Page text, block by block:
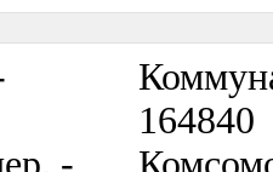
164840